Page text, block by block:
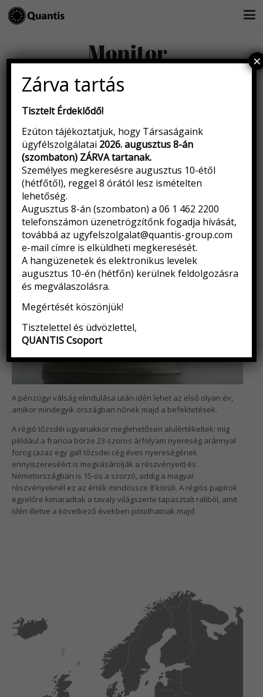
2014 június
2014 augusztus
Az első becslések alapján a tavalyi 0,9 százalék után 2014-ben
átlagosan 2,2 százalékkal nőhetnek a régió gazdaságai, kétszer
olyan nagymértékben, mint a fejlettebb országokat tömörítő
euró-övezet.
A pénzügyi válság elindulása után idén lehet az első olyan év,
amikor mindegyik országban nőnek majd a befektetések.
A régió tőzsdéi ugyanakkor meglehetősen alulértékeltek: míg
például a francia börze 23-szoros árfolyam nyereség aránnyal
forog (azaz egy gall tőzsdei cég éves nyereségének
ennyiszereséért is megvásárolják a részvényeit) és
Németországban is 15-ös a szorzó, addig a magyar
részvényeknél ez az érték mindössze 8 körüli. A régiós papírok
egyelőre kimaradtak a tavaly világszerte tapasztalt raliból, amit
idén illetve a következő években pótolhatnak majd.
Zárva tartás
Tisztelt Érdeklődő!
Ezúton tájékoztatjuk, hogy Társaságaink
ügyfélszolgálatai 2026. augusztus 8-án
(szombaton) ZÁRVA tartanak.
Személyes megkeresésre augusztus 10-étől
(hétfőtől), reggel 8 órától lesz ismételten
lehetőség.
Augusztus 8-án (szombaton) a 06 1 462 2200
telefonszámon üzenetrögzítőnk fogadja hívását,
továbbá az ugyfelszolgalat@quantis-group.com
e-mail címre is elküldheti megkeresését.
A hangüzenetek és elektronikus levelek
augusztus 10-én (hétfőn) kerülnek feldolgozásra
és megválaszolásra.
Megértését köszönjük!
Tisztelettel és üdvözlettel,
QUANTIS Csoport
×